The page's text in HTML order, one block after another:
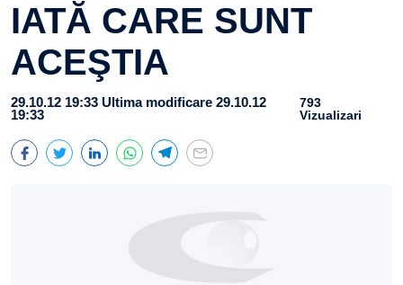
IATĂ CARE SUNT
ACEŞTIA
29.10.12 19:33 Ultima modificare 29.10.12
19:33
793
Vizualizari